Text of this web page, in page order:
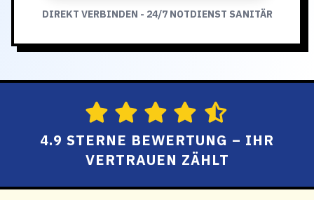
DIREKT VERBINDEN - 24/7 NOTDIENST SANITÄR
4.9 STERNE BEWERTUNG – IHR
VERTRAUEN ZÄHLT